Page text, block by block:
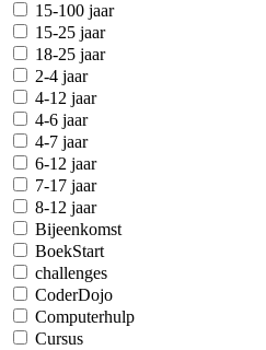
15-100 jaar
15-25 jaar
18-25 jaar
2-4 jaar
4-12 jaar
4-6 jaar
4-7 jaar
6-12 jaar
7-17 jaar
8-12 jaar
Bijeenkomst
BoekStart
challenges
CoderDojo
Computerhulp
Cursus